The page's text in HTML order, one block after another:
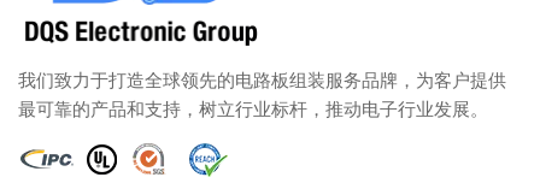
我们致力于打造全球领先的电路板组装服务品牌，为客户提供
最可靠的产品和支持，树立行业标杆，推动电子行业发展。